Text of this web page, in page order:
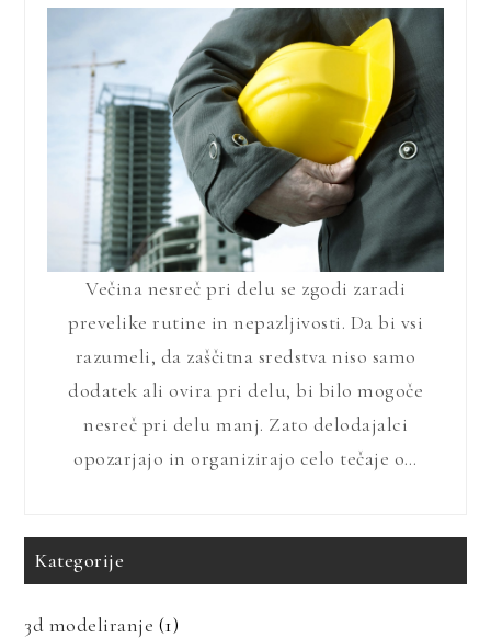
Večina nesreč pri delu se zgodi zaradi
prevelike rutine in nepazljivosti. Da bi vsi
razumeli, da zaščitna sredstva niso samo
dodatek ali ovira pri delu, bi bilo mogoče
nesreč pri delu manj. Zato delodajalci
opozarjajo in organizirajo celo tečaje o…
Kategorije
3d modeliranje (1)